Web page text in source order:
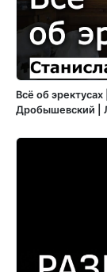
Всё об
Дробышевский |